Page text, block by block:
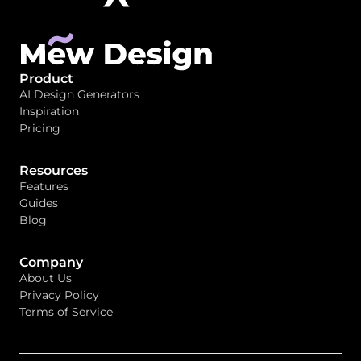
Product
AI Design Generators
Inspiration
Pricing
Resources
Features
Guides
Blog
Company
About Us
Privacy Policy
Terms of Service